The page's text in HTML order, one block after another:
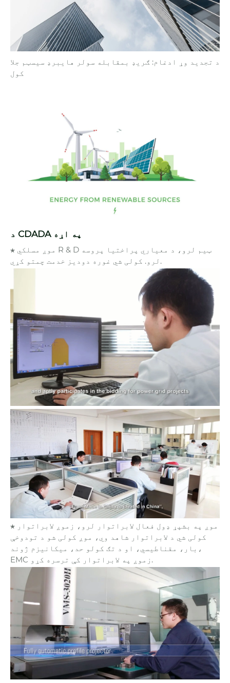
د تجدید وړ ادغام: ګریډ بمقابله سولر هایبرډ سیسټم جلا
کول
د CDADA په اړه
★ موږ مسلکي R & D ټیم لرو، د معیاري پراختیا پروسه
لرو. کولی شي غوره دودیز خدمت چمتو کړي.
★ موږ په بشپړ ډول فعال لابراتوار لرو، زموږ لابراتوار
کولی شي د لابراتوار شاهد وي، موږ کولی شو د تودوخې
بار، مقناطیسي، او د تګ کولو حد، میکانیزم ژوند،
EMC زموږ په لابراتوار کې ترسره کړو.